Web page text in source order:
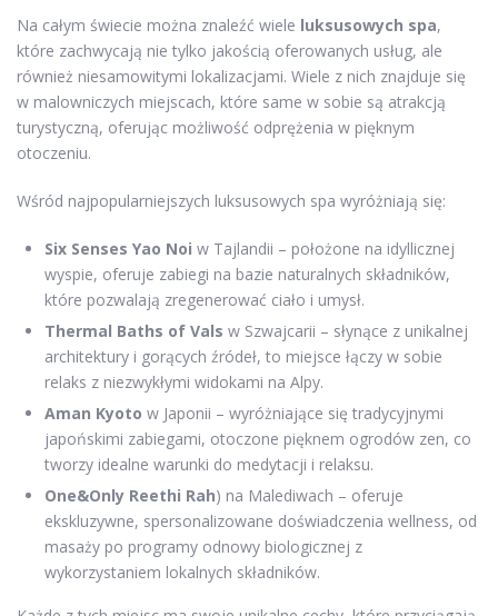
Na całym świecie można znaleźć wiele luksusowych spa,
które zachwycają nie tylko jakością oferowanych usług, ale
również niesamowitymi lokalizacjami. Wiele z nich znajduje się
w malowniczych miejscach, które same w sobie są atrakcją
turystyczną, oferując możliwość odprężenia w pięknym
otoczeniu.
Wśród najpopularniejszych luksusowych spa wyróżniają się:
Six Senses Yao Noi w Tajlandii – położone na idyllicznej
wyspie, oferuje zabiegi na bazie naturalnych składników,
które pozwalają zregenerować ciało i umysł.
Thermal Baths of Vals w Szwajcarii – słynące z unikalnej
architektury i gorących źródeł, to miejsce łączy w sobie
relaks z niezwykłymi widokami na Alpy.
Aman Kyoto w Japonii – wyróżniające się tradycyjnymi
japońskimi zabiegami, otoczone pięknem ogrodów zen, co
tworzy idealne warunki do medytacji i relaksu.
One&Only Reethi Rah) na Malediwach – oferuje
ekskluzywne, spersonalizowane doświadczenia wellness, od
masaży po programy odnowy biologicznej z
wykorzystaniem lokalnych składników.